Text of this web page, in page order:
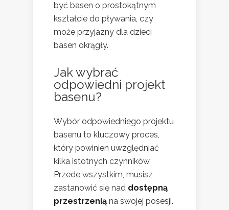
być basen o prostokątnym
kształcie do pływania, czy
może przyjazny dla dzieci
basen okrągły.
Jak wybrać
odpowiedni projekt
basenu?
Wybór odpowiedniego projektu
basenu to kluczowy proces,
który powinien uwzględniać
kilka istotnych czynników.
Przede wszystkim, musisz
zastanowić się nad dostępną
przestrzenią na swojej posesji.